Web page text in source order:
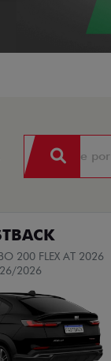
200 FLEX AT 2026
2026